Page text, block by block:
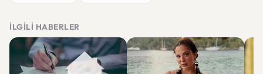
İLGILI HABERLER